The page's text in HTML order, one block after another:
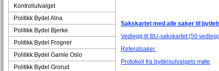
Kontrollutvalget
Politikk Bydel Alna
Politikk Bydel Bjerke
Politikk Bydel Frogner
Politikk Bydel Gamle Oslo
Politikk Bydel Grorud
Sakskartet med alle saker til
Vedlegg til BU-sakskartet (50
Referatsaker
Protokoll fra bydelsutvalgets møte